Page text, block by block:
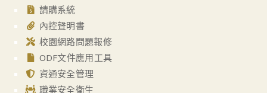
請購系統
內控聲明書
校園網路問題報修
ODF文件應用工具
資通安全管理
職業安全衛生